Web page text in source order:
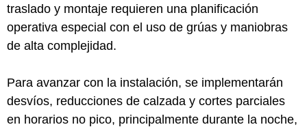
traslado y montaje requieren una planificación
operativa especial con el uso de grúas y maniobras
de alta complejidad.
Para avanzar con la instalación, se implementarán
desvíos, reducciones de calzada y cortes parciales
en horarios no pico, principalmente durante la noche,